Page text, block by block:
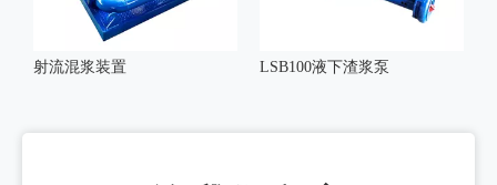
射流混浆装置 LSB100液下渣浆泵